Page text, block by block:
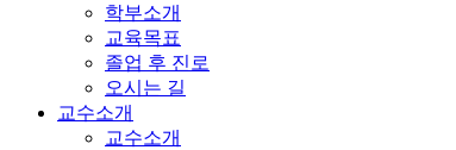
학부소개
교육목표
졸업 후 진로
오시는 길
교수소개
교수소개